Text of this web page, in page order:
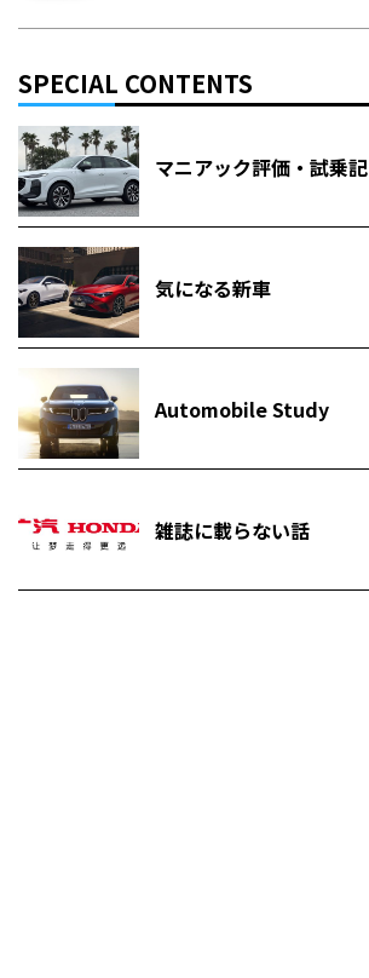
SPECIAL CONTENTS
マニアック評価・試乗記
気になる新車
Automobile Study
雑誌に載らない話